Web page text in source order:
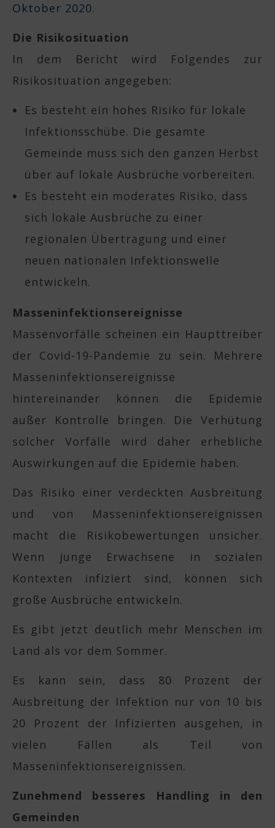
Oktober 2020.
Die Risikosituation
In dem Bericht wird Folgendes zur
Risikosituation angegeben:
Es besteht ein hohes Risiko für lokale
Infektionsschübe. Die gesamte
Gemeinde muss sich den ganzen Herbst
über auf lokale Ausbrüche vorbereiten.
Es besteht ein moderates Risiko, dass
sich lokale Ausbrüche zu einer
regionalen Übertragung und einer
neuen nationalen Infektionswelle
entwickeln.
Masseninfektionsereignisse
Massenvorfälle scheinen ein Haupttreiber
der Covid-19-Pandemie zu sein. Mehrere
Masseninfektionsereignisse
hintereinander können die Epidemie
außer Kontrolle bringen. Die Verhütung
solcher Vorfälle wird daher erhebliche
Auswirkungen auf die Epidemie haben.
Das Risiko einer verdeckten Ausbreitung
und von Masseninfektionsereignissen
macht die Risikobewertungen unsicher.
Wenn junge Erwachsene in sozialen
Kontexten infiziert sind, können sich
große Ausbrüche entwickeln.
Es gibt jetzt deutlich mehr Menschen im
Land als vor dem Sommer.
Es kann sein, dass 80 Prozent der
Ausbreitung der Infektion nur von 10 bis
20 Prozent der Infizierten ausgehen, in
vielen Fällen als Teil von
Masseninfektionsereignissen.
Zunehmend besseres Handling in den
Gemeinden